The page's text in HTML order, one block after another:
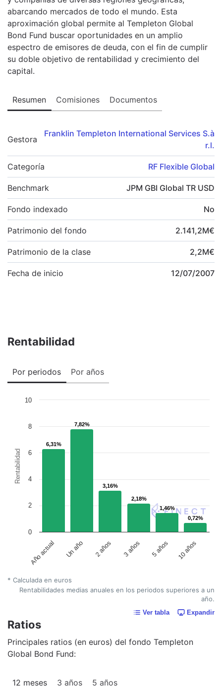
abarcando mercados de todo el mundo. Esta
aproximación global permite al Templeton Global
Bond Fund buscar oportunidades en un amplio
espectro de emisores de deuda, con el fin de cumplir
su doble objetivo de rentabilidad y crecimiento del
capital.
Resumen Comisiones Documentos
Gestora
Franklin Templeton International Services S.à
r.l.
Categoría RF Flexible Global
Benchmark JPM GBI Global TR USD
Fondo indexado No
Patrimonio del fondo 2.141,2M€
Patrimonio de la clase 2,2M€
Fecha de inicio 12/07/2007
Rentabilidad
Por periodos Por años
Rentabilidad
6,31%
6,31%
7,82%
7,82%
3,16%
3,16%
2,18%
2,18%
1,46%
1,46%
0,72%
0,72%
Año actual Un año 2 años 3 años 5 años 10 años
0
2
4
6
8
10
* Calculada en euros
Rentabilidades medias anuales en los periodos superiores a un
año.
Ver tabla Expandir
Ratios
Principales ratios (en euros) del fondo Templeton
Global Bond Fund:
12 meses 3 años 5 años